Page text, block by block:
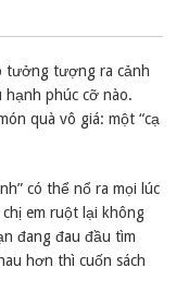
tưởng tượng ra cảnh
phúc cỡ nào.
quà vô giá: một “cạ
có thể nổ ra mọi lúc
em ruột lại không
đang đau đầu tìm
hơn thì cuốn sách